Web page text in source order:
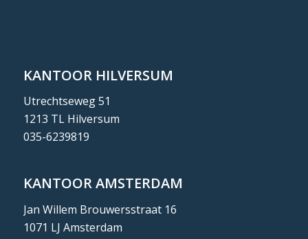
KANTOOR HILVERSUM
Utrechtseweg 51
1213 TL Hilversum
035-6239819
KANTOOR AMSTERDAM
Jan Willem Brouwersstraat 16
1071 LJ Amsterdam